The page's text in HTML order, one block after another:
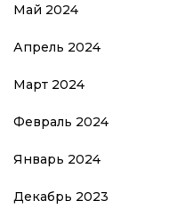
Май 2024
Апрель 2024
Март 2024
Февраль 2024
Январь 2024
Декабрь 2023